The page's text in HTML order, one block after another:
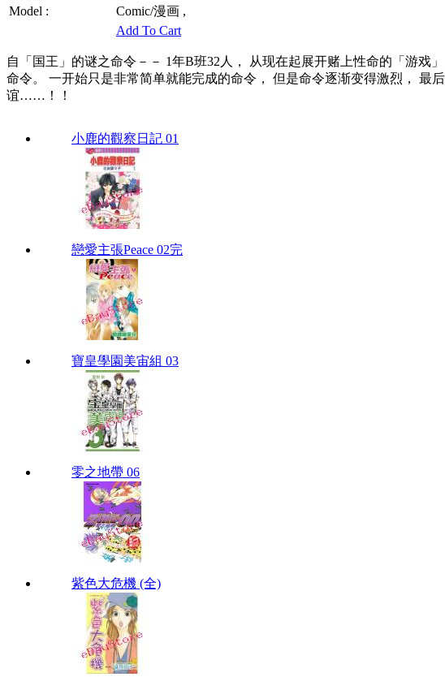
Model :
Comic/漫画 ,
Add To Cart
自「国王」的谜之命令－－ 1年B班32人， 从现在起展开赌上性命的「游
命令。 一开始只是非常简单就能完成的命令， 但是命令逐渐变得激烈， 最
谊……！！
小鹿的觀察日記 01
戀愛主張Peace 02完
寶皇學園美宙組 03
零之地帶 06
紫色大危機 (全)